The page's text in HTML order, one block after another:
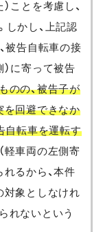
ことを考慮し、
かし、上記認
被告自転車の接
に寄って被告
のの、被告子が
を回避できなか
自転車を運転す
軽車両の左側寄
るから、本件
対象としなけれ
れないという